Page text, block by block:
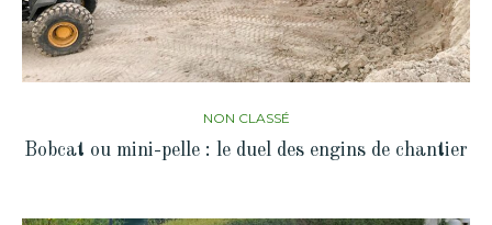
NON CLASSÉ
Bobcat ou mini-pelle : le duel des engins de chantier